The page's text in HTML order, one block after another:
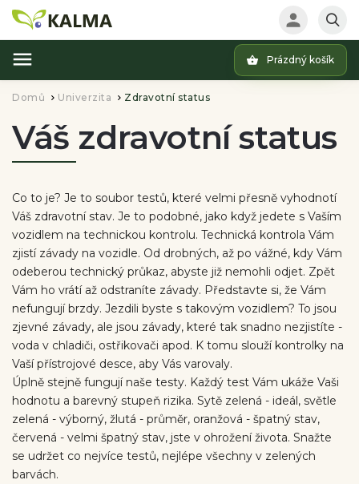
Prázdný košík
Domů / Univerzita / Zdravotní status
Váš zdravotní status
Co to je? Je to soubor testů, které velmi přesně vyhodnotí
Váš zdravotní stav. Je to podobné, jako když jedete s Vaším
vozidlem na technickou kontrolu. Technická kontrola Vám
zjistí závady na vozidle. Od drobných, až po vážné, kdy Vám
odeberou technický průkaz, abyste již nemohli odjet. Zpět
Vám ho vrátí až odstraníte závady. Představte si, že Vám
nefungují brzdy. Jezdili byste s takovým vozidlem? To jsou
zjevné závady, ale jsou závady, které tak snadno nezjistíte -
voda v chladiči, ostřikovači apod. K tomu slouží kontrolky na
Vaší přístrojové desce, aby Vás varovaly.
Úplně stejně fungují naše testy. Každý test Vám ukáže Vaši
hodnotu a barevný stupeň rizika. Sytě zelená - ideál, světle
zelená - výborný, žlutá - průměr, oranžová - špatný stav,
červená - velmi špatný stav, jste v ohrožení života. Snažte
se udržet co nejvíce testů, nejlépe všechny v zelených
barvách.